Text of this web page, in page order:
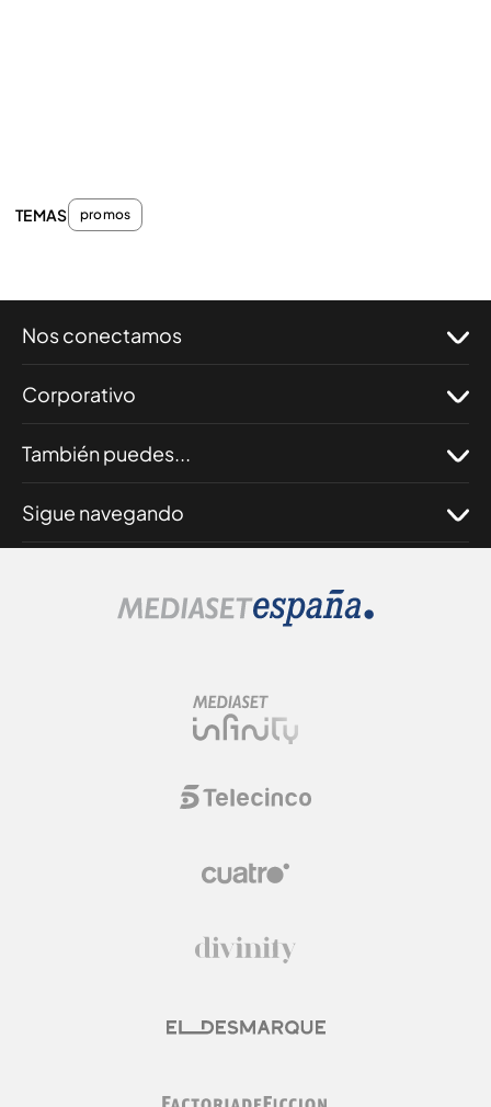
TEMAS promos
Nos conectamos
Corporativo
También puedes...
Sigue navegando